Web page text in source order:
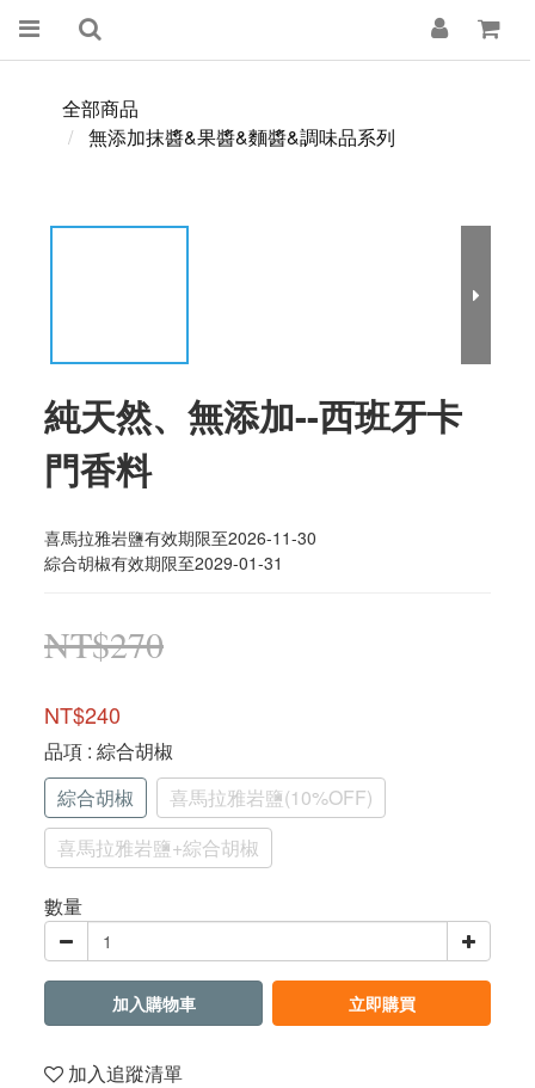
全部商品
無添加抹醬&果醬&麵醬&調味品系列
純天然、無添加--西班牙卡
門香料
喜馬拉雅岩鹽有效期限至2026-11-30
綜合胡椒有效期限至2029-01-31
NT$270
NT$240
品項 : 綜合胡椒
綜合胡椒
喜馬拉雅岩鹽(10%OFF)
喜馬拉雅岩鹽+綜合胡椒
數量
加入購物車 立即購買
加入追蹤清單